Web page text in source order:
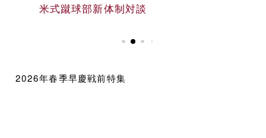
早大野球部選手名鑑
米式蹴球部新体制対談
早大野球部選手名鑑
2026年春季早慶戦前特集